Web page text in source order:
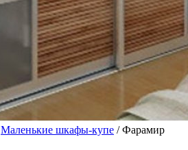
Маленькие шкафы-купе / Фарамир